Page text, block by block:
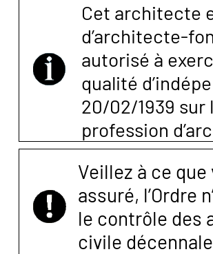
Cet architecte
d’architecte-
autorisé à
qualité
20/02/1939
profession
Veillez à ce
assuré, l’Ordre
le contrôle des
civile